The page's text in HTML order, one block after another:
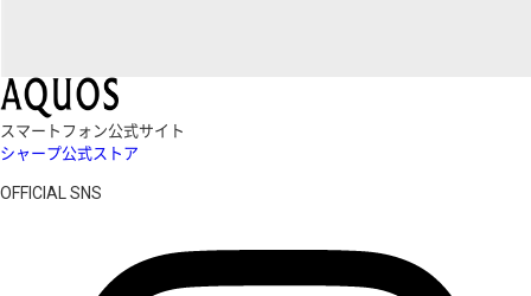
スマートフォン公式サイト
シャープ公式ストア
OFFICIAL SNS